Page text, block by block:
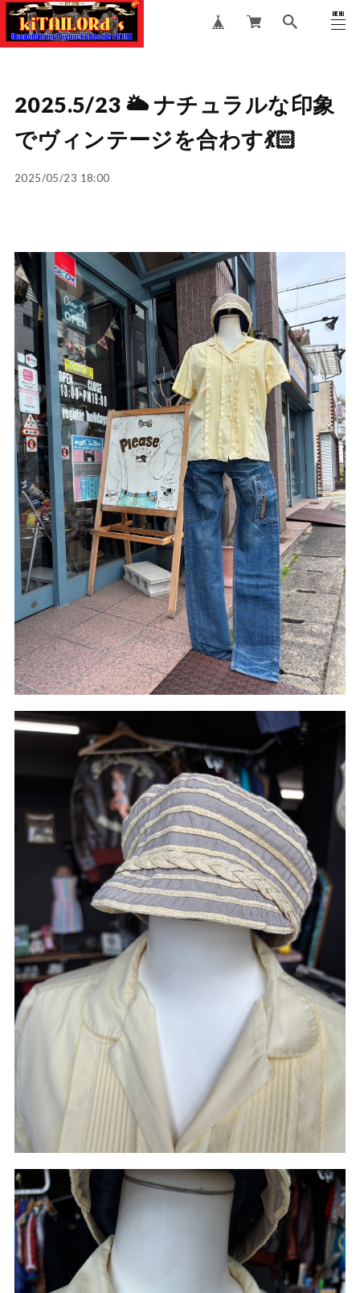
MENU
CLOSE
2025.5/23 🌥️ ナチュラルな印象
でヴィンテージを合わす💃🏻
2025/05/23 18:00